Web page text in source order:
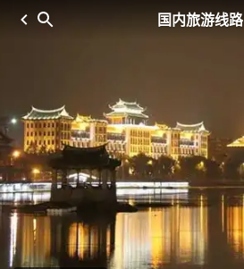
国内旅游线路